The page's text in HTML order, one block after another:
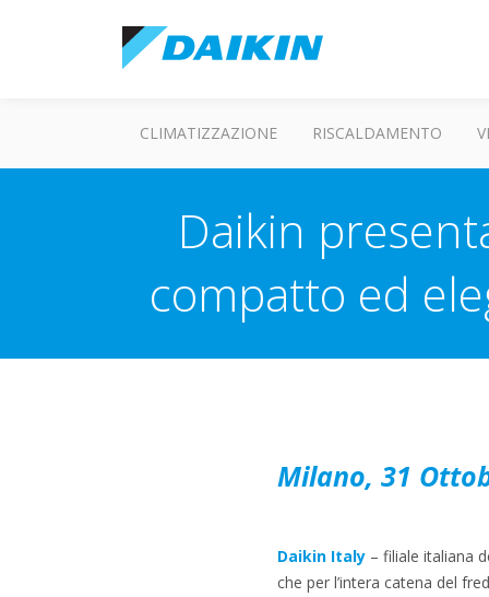
CLIMATIZZAZIONE RISCALDAMENTO
Daikin
compatto ed
Milano, 31
Daikin Italy– filiale italiana
che per l’intera catena del